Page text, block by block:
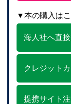
▼本の購入は
海人社へ直
クレジット
提携サイト